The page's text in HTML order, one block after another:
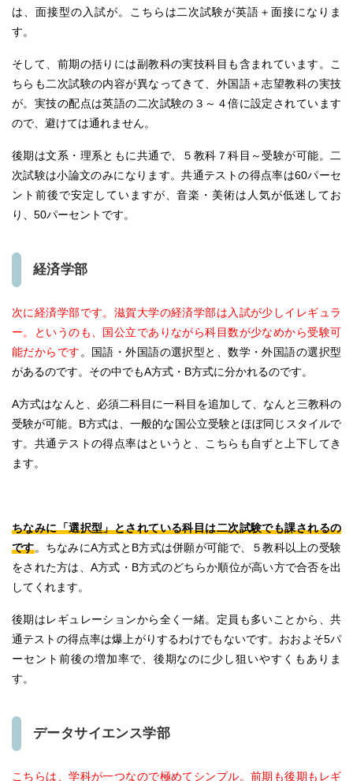
は、面接型の入試が。こちらは二次試験が英語＋面接になりま
す。
そして、前期の括りには副教科の実技科目も含まれています。こ
ちらも二次試験の内容が異なってきて、外国語＋志望教科の実技
が。実技の配点は英語の二次試験の３～４倍に設定されています
ので、避けては通れません。
後期は文系・理系ともに共通で、５教科７科目～受験が可能。二
次試験は小論文のみになります。共通テストの得点率は60パーセ
ント前後で安定していますが、音楽・美術は人気が低迷してお
り、50パーセントです。
経済学部
次に経済学部です。滋賀大学の経済学部は入試が少しイレギュラ
ー。というのも、国公立でありながら科目数が少なめから受験可
能だからです。国語・外国語の選択型と、数学・外国語の選択型
があるのです。その中でもA方式・B方式に分かれるのです。
A方式はなんと、必須二科目に一科目を追加して、なんと三教科の
受験が可能。B方式は、一般的な国公立受験とほぼ同じスタイルで
す。共通テストの得点率はというと、こちらも自ずと上下してき
ます。
ちなみに「選択型」とされている科目は二次試験でも課されるの
です。ちなみにA方式とB方式は併願が可能で、５教科以上の受験
をされた方は、A方式・B方式のどちらか順位が高い方で合否を出
してくれます。
後期はレギュレーションから全く一緒。定員も多いことから、共
通テストの得点率は爆上がりするわけでもないです。おおよそ5パ
ーセント前後の増加率で、後期なのに少し狙いやすくもありま
す。
データサイエンス学部
こちらは、学科が一つなので極めてシンプル。前期も後期もレギ